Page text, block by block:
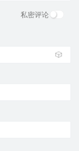
私密评论
🎲